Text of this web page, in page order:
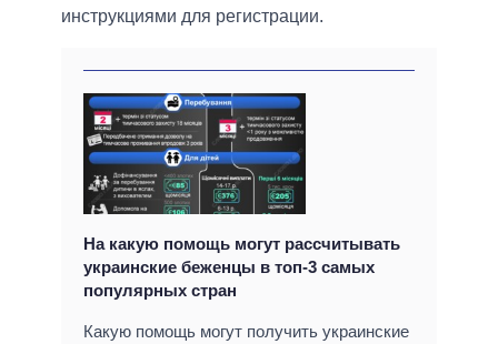
инструкциями для регистрации.
На какую помощь могут рассчитывать
украинские беженцы в топ-3 самых
популярных стран
Какую помощь могут получить украинские